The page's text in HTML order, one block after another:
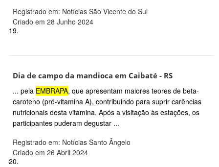
Registrado em: Notícias São Vicente do Sul
Criado em 28 Junho 2024
19.
Dia de campo da mandioca em Caibaté - RS
... pela EMBRAPA, que apresentam maiores teores de beta-
caroteno (pró-vitamina A), contribuindo para suprir carências
nutricionais desta vitamina. Após a visitação às estações, os
participantes puderam degustar ...
Registrado em: Notícias Santo Ângelo
Criado em 26 Abril 2024
20.